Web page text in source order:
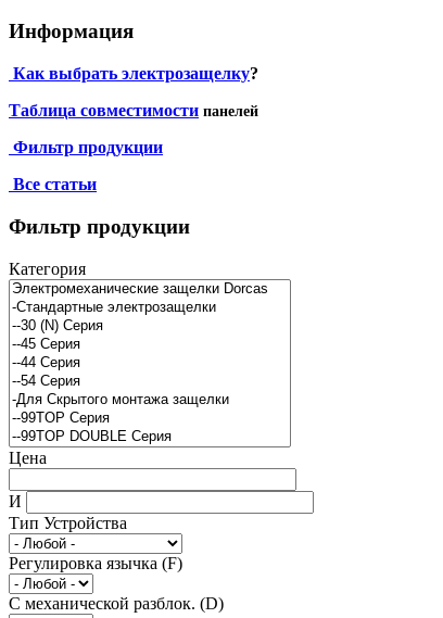
Информация
Как выбрать электрозащелку?
Таблица совместимости панелей
Фильтр продукции
Все статьи
Фильтр продукции
Категория
Цена
И
Тип Устройства
Регулировка язычка (F)
С механической разблок. (D)